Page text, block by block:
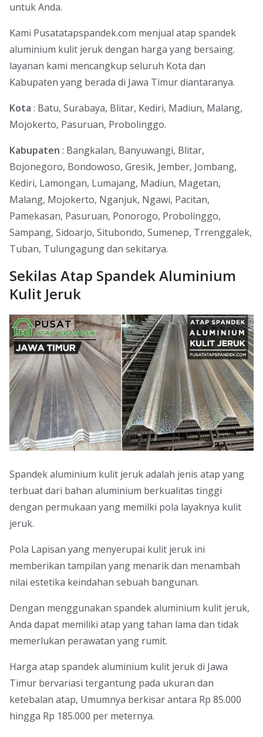
untuk Anda.
Kami Pusatatapspandek.com menjual atap spandek
aluminium kulit jeruk dengan harga yang bersaing.
layanan kami mencangkup seluruh Kota dan
Kabupaten yang berada di Jawa Timur diantaranya.
Kota : Batu, Surabaya, Blitar, Kediri, Madiun, Malang,
Mojokerto, Pasuruan, Probolinggo.
Kabupaten : Bangkalan, Banyuwangi, Blitar,
Bojonegoro, Bondowoso, Gresik, Jember, Jombang,
Kediri, Lamongan, Lumajang, Madiun, Magetan,
Malang, Mojokerto, Nganjuk, Ngawi, Pacitan,
Pamekasan, Pasuruan, Ponorogo, Probolinggo,
Sampang, Sidoarjo, Situbondo, Sumenep, Trrenggalek,
Tuban, Tulungagung dan sekitarya.
Sekilas Atap Spandek Aluminium
Kulit Jeruk
Spandek aluminium kulit jeruk adalah jenis atap yang
terbuat dari bahan aluminium berkualitas tinggi
dengan permukaan yang memilki pola layaknya kulit
jeruk.
Pola Lapisan yang menyerupai kulit jeruk ini
memberikan tampilan yang menarik dan menambah
nilai estetika keindahan sebuah bangunan.
Dengan menggunakan spandek aluminium kulit jeruk,
Anda dapat memiliki atap yang tahan lama dan tidak
memerlukan perawatan yang rumit.
Harga atap spandek aluminium kulit jeruk di Jawa
Timur bervariasi tergantung pada ukuran dan
ketebalan atap, Umumnya berkisar antara Rp 85.000
hingga Rp 185.000 per meternya.